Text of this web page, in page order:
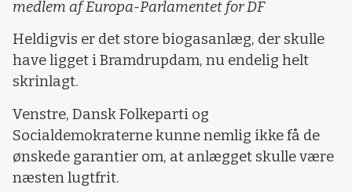
medlem af Europa-Parlamentet for DF
Heldigvis er det store biogasanlæg, der skulle
have ligget i Bramdrupdam, nu endelig helt
skrinlagt.
Venstre, Dansk Folkeparti og
Socialdemokraterne kunne nemlig ikke få de
ønskede garantier om, at anlægget skulle være
næsten lugtfrit.